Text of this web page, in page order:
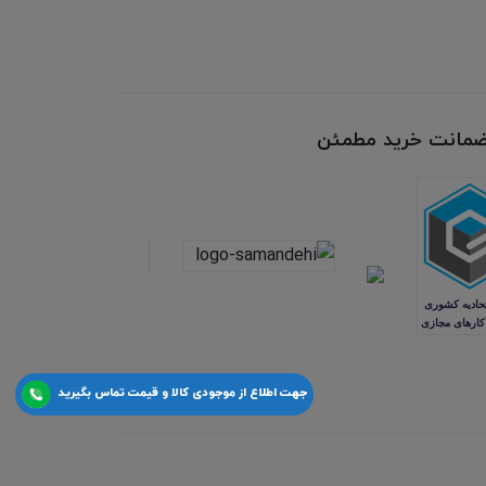
ضمانت خرید مطمئن
جهت اطلاع از موجودی کالا و قیمت تماس بگیرید